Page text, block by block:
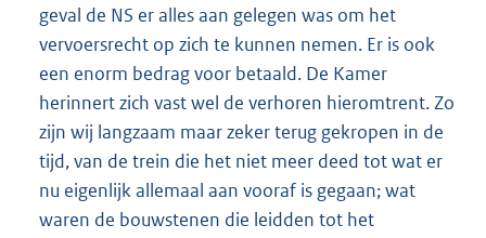
geval de NS er alles aan gelegen was om het
vervoersrecht op zich te kunnen nemen. Er is ook
een enorm bedrag voor betaald. De Kamer
herinnert zich vast wel de verhoren hieromtrent. Zo
zijn wij langzaam maar zeker terug gekropen in de
tijd, van de trein die het niet meer deed tot wat er
nu eigenlijk allemaal aan vooraf is gegaan; wat
waren de bouwstenen die leidden tot het